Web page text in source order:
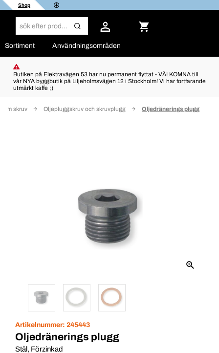
Shop
Sortiment Användningsområden
Butiken på Elektravägen 53 har nu permanent flyttat - VÄLKOMNA till
vår NYA byggbutik på Liljeholmsvägen 12 i Stockholm! Vi har fortfarande
utmärkt kaffe ;)
skruv Oljepluggskruv och skruvplugg Oljedränerings plugg
Artikelnummer: 245443
Oljedränerings plugg
Stål, Förzinkad